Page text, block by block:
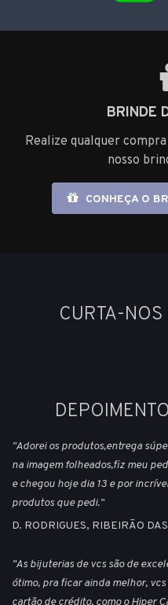
BRINDE
Realize qualquer
nosso
CONHEÇA O
CURTA-
"Adorei os produtos,entrega
na imagem folheados,fiz meu
e chegou hoje dia 13 e por
produtos que pedi."
D. RODRIGUES, RIBEIRÃO
"As bijuterias de vcs são de
ótimo, pra ficar ainda melhor,